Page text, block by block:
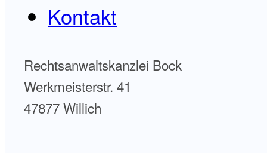
Kontakt
Rechtsanwaltskanzlei Bock
Werkmeisterstr. 41
47877 Willich